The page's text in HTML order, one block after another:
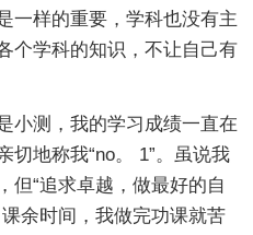
一样的重要，学科也没有主
个学科的知识，不让自己有
小测，我的学习成绩一直在
切地称我“no。 1”。虽说我
但“追求卓越，做最好的自
余时间，我做完功课就苦